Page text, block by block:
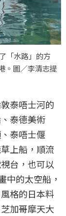
「水路」的方
。圖／李清志提
泰唔士河的
泰德美術
泰唔士偃
上船，順流
台，也可以
中的太空船，
格的日本料
加哥摩天大